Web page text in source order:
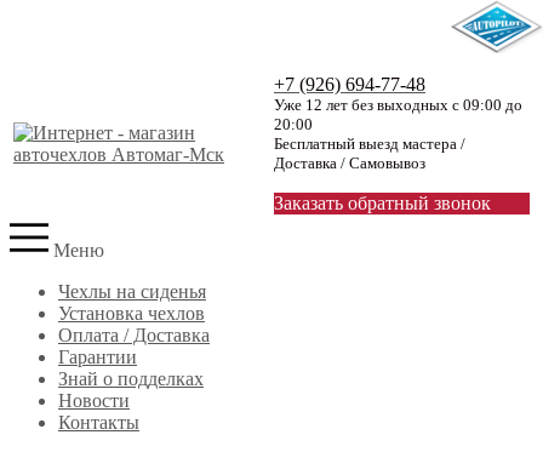
+7 (926) 694-77-48
Уже 12 лет без выходных с 09:00 до
20:00
Бесплатный выезд мастера /
Доставка / Самовывоз
Заказать обратный звонок
Меню
Чехлы на сиденья
Установка чехлов
Оплата / Доставка
Гарантии
Знай о подделках
Новости
Контакты